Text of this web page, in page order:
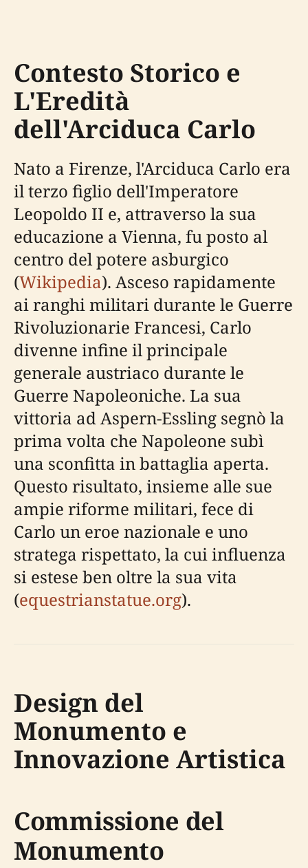
Contesto Storico e
L'Eredità
dell'Arciduca Carlo
Nato a Firenze, l'Arciduca Carlo era
il terzo figlio dell'Imperatore
Leopoldo II e, attraverso la sua
educazione a Vienna, fu posto al
centro del potere asburgico
(Wikipedia). Asceso rapidamente
ai ranghi militari durante le Guerre
Rivoluzionarie Francesi, Carlo
divenne infine il principale
generale austriaco durante le
Guerre Napoleoniche. La sua
vittoria ad Aspern-Essling segnò la
prima volta che Napoleone subì
una sconfitta in battaglia aperta.
Questo risultato, insieme alle sue
ampie riforme militari, fece di
Carlo un eroe nazionale e uno
stratega rispettato, la cui influenza
si estese ben oltre la sua vita
(equestrianstatue.org).
Design del
Monumento e
Innovazione Artistica
Commissione del
Monumento